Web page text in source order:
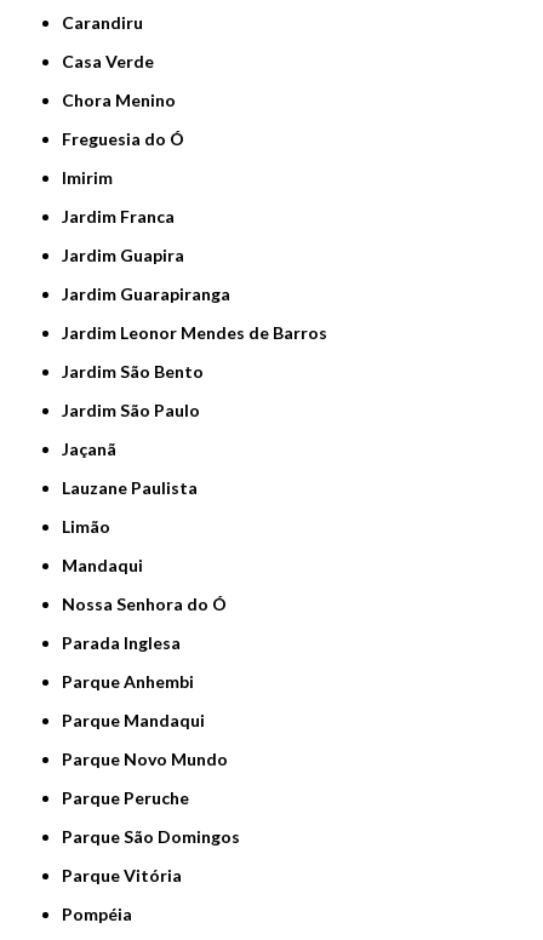
Carandiru
Casa Verde
Chora Menino
Freguesia do Ó
Imirim
Jardim Franca
Jardim Guapira
Jardim Guarapiranga
Jardim Leonor Mendes de Barros
Jardim São Bento
Jardim São Paulo
Jaçanã
Lauzane Paulista
Limão
Mandaqui
Nossa Senhora do Ó
Parada Inglesa
Parque Anhembi
Parque Mandaqui
Parque Novo Mundo
Parque Peruche
Parque São Domingos
Parque Vitória
Pompéia